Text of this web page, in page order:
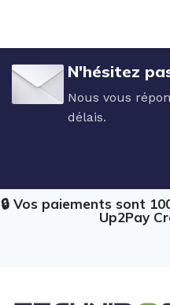
N'hésitez
Nous vous
délais.
🔒 Vos paiements sont
Up2Pay